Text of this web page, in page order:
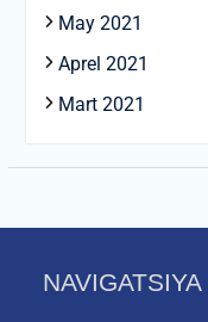
May 2021
Aprel 2021
Mart 2021
NAVIGATSIYA